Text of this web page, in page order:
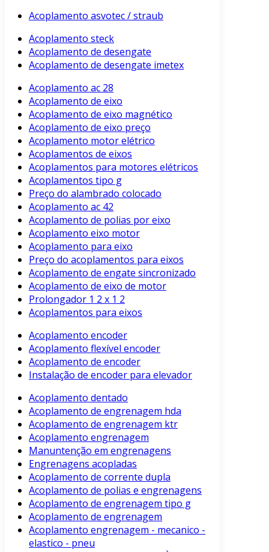
Acoplamento asvotec / straub
Acoplamento steck
Acoplamento de desengate
Acoplamento de desengate imetex
Acoplamento ac 28
Acoplamento de eixo
Acoplamento de eixo magnético
Acoplamento de eixo preço
Acoplamento motor elétrico
Acoplamentos de eixos
Acoplamentos para motores elétricos
Acoplamentos tipo g
Preço do alambrado colocado
Acoplamento ac 42
Acoplamento de polias por eixo
Acoplamento eixo motor
Acoplamento para eixo
Preço do acoplamentos para eixos
Acoplamento de engate sincronizado
Acoplamento de eixo de motor
Prolongador 1 2 x 1 2
Acoplamentos para eixos
Acoplamento encoder
Acoplamento flexível encoder
Acoplamento de encoder
Instalação de encoder para elevador
Acoplamento dentado
Acoplamento de engrenagem hda
Acoplamento de engrenagem ktr
Acoplamento engrenagem
Manuntenção em engrenagens
Engrenagens acopladas
Acoplamento de corrente dupla
Acoplamento de polias e engrenagens
Acoplamento de engrenagem tipo g
Acoplamento de engrenagem
Acoplamento engrenagem - mecanico -
elastico - pneu